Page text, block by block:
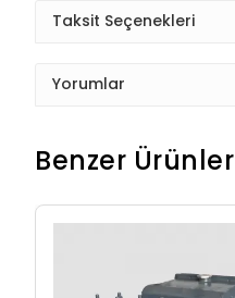
Taksit Seçenekleri
Yorumlar
Benzer Ürünler